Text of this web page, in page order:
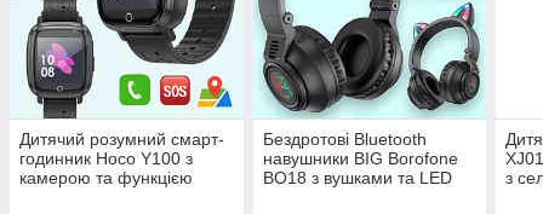
Дитячий розумний смарт-
годинник Hoco Y100 з
камерою та функцією
Бездротові Bluetooth
навушники BIG Borofone
BO18 з вушками та LED
з